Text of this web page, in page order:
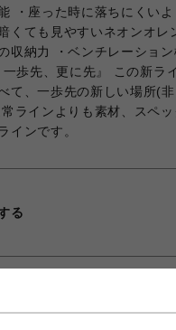
・座った時に落ちにくい
くても見やすいネオンオ
収納力 ・ベンチレーショ
歩先、更に先』 この新ラ
て、一歩先の新しい場所(
ラインよりも素材、スペ
インです。
る